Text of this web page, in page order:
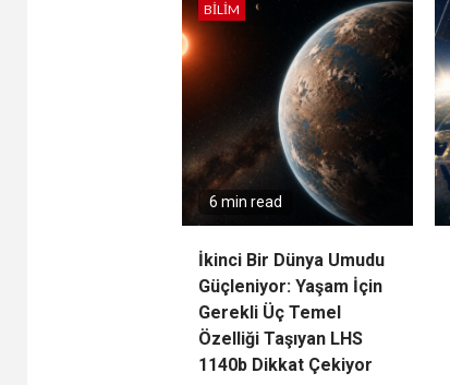
BILIM
6 min read
İkinci Bir Dünya Umudu
Güçleniyor: Yaşam İçin
Gerekli Üç Temel
Özelliği Taşıyan LHS
1140b Dikkat Çekiyor